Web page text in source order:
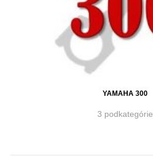
YAMAHA 300
3 podkategórie